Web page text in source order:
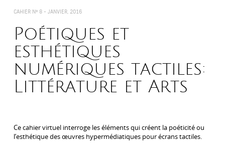
CAHIER N° 8 - JANVIER, 2016
Poétiques et
esthétiques
numériques tactiles:
Littérature et Arts
Ce cahier virtuel interroge les éléments qui créent la poéticité ou
l’esthétique des œuvres hypermédiatiques pour écrans tactiles.